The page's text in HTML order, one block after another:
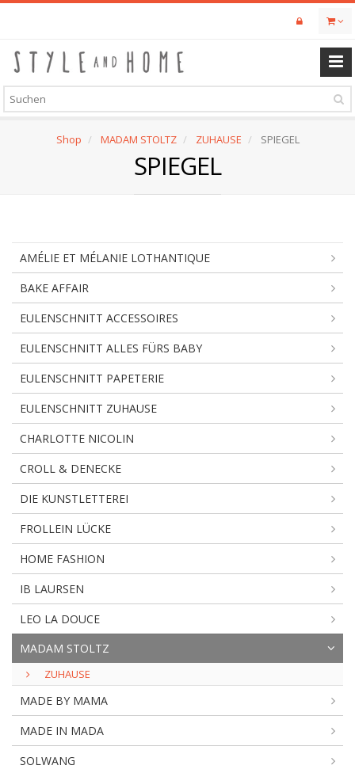
Skip
content
Shop MADAM STOLTZ ZUHAUSE SPIEGEL
SPIEGEL
AMÉLIE ET MÉLANIE LOTHANTIQUE
BAKE AFFAIR
EULENSCHNITT ACCESSOIRES
EULENSCHNITT ALLES FÜRS BABY
EULENSCHNITT PAPETERIE
EULENSCHNITT ZUHAUSE
CHARLOTTE NICOLIN
CROLL & DENECKE
DIE KUNSTLETTEREI
FROLLEIN LÜCKE
HOME FASHION
IB LAURSEN
LEO LA DOUCE
MADAM STOLTZ
ZUHAUSE
MADE BY MAMA
MADE IN MADA
SOLWANG